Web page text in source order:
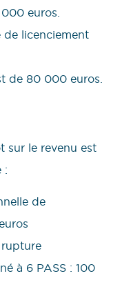
euros.
de licenciement
de 80 000 euros.
sur le revenu est
:
de
rupture
à 6 PASS : 100